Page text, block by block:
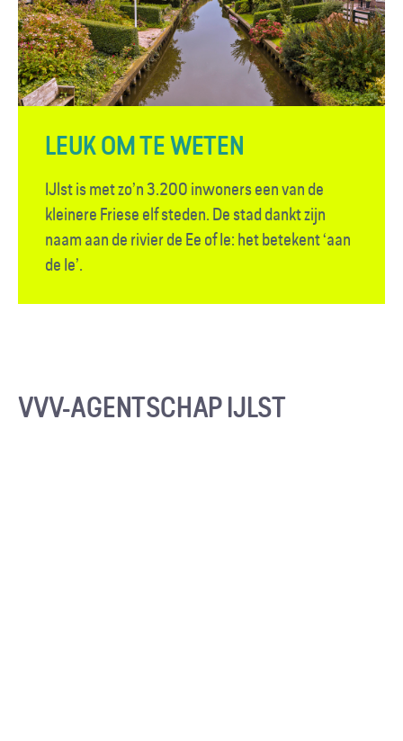
LEUK OM TE WETEN
IJlst is met zo’n 3.200 inwoners een van de
kleinere Friese elf steden. De stad dankt zijn
naam aan de rivier de Ee of Ie: het betekent ‘aan
de Ie’.
VVV-AGENTSCHAP IJLST